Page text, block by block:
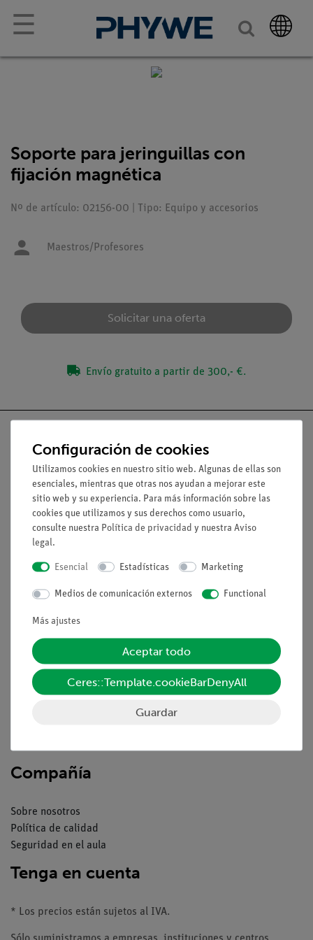
☰
Soporte para jeringuillas con
fijación magnética
Nº de artículo: 02156-00 | Tipo: Equipo y accesorios
Maestros/Profesores
Solicitar una oferta
Envío gratuito a partir de 300,- €.
Nach oben
Aviso lega
Contacto
Declaración de privacidad
Servicio
Resumen del servicio
Descargas
Compañía
Sobre nosotros
Política de calidad
Seguridad en el aula
Tenga en cuenta
* Los precios están sujetos al IVA.
Configuración de cookies
Utilizamos cookies en nuestro sitio web. Algunas de ellas son
esenciales, mientras que otras nos ayudan a mejorar este
sitio web y su experiencia. Para más información sobre las
cookies que utilizamos y sus derechos como usuario,
consulte nuestra Política de privacidad y nuestra Aviso
legal.
Esencial Estadísticas Marketing
Medios de comunicación externos Functional
Más ajustes
Aceptar todo
Ceres::Template.cookieBarDenyAll
Guardar